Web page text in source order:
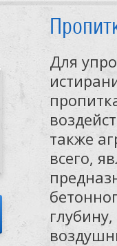
Для
также
всего,